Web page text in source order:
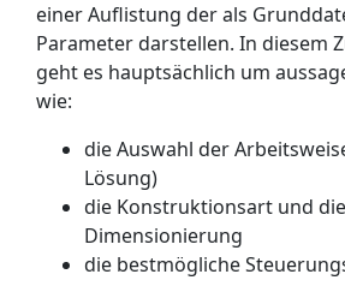
einer Auflistung der als
Parameter darstellen. In diesem
geht es hauptsächlich um
wie:
die Auswahl der
Lösung)
die Konstruktionsart und die
Dimensionierung
die bestmögliche